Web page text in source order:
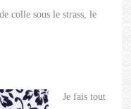
colle sous le strass, le
Je fais tout